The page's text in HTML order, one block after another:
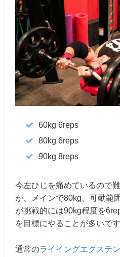
60kg 6reps
80kg 6reps
90kg 8reps
今左ひじを痛めているので
が、メインで80kg、可動範
が挑戦的には90kg程度を
を目標にやることが多いです
通常のライイングエクステ